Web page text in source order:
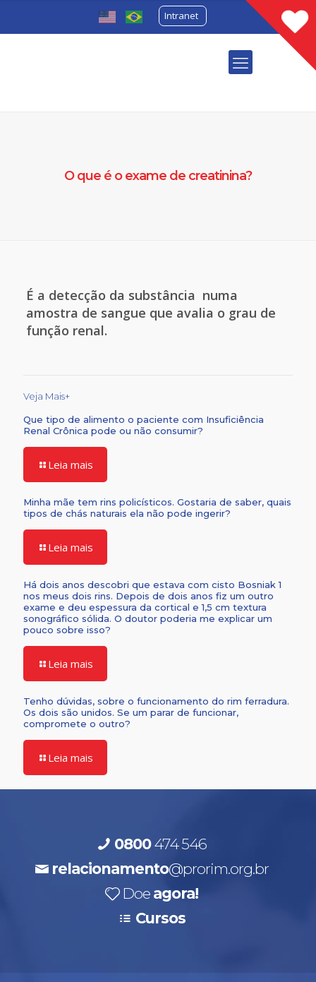
Intranet
O que é o exame de creatinina?
É a detecção da substância numa
amostra de sangue que avalia o grau de
função renal.
Veja Mais+
Que tipo de alimento o paciente com Insuficiência
Renal Crônica pode ou não consumir?
Leia mais
Minha mãe tem rins policísticos. Gostaria de saber, quais
tipos de chás naturais ela não pode ingerir?
Leia mais
Há dois anos descobri que estava com cisto Bosniak 1
nos meus dois rins. Depois de dois anos fiz um outro
exame e deu espessura da cortical e 1,5 cm textura
sonográfico sólida. O doutor poderia me explicar um
pouco sobre isso?
Leia mais
Tenho dúvidas, sobre o funcionamento do rim ferradura.
Os dois são unidos. Se um parar de funcionar,
compromete o outro?
Leia mais
0800474 546
relacionamento@prorim.org.br
Doe agora!
Cursos